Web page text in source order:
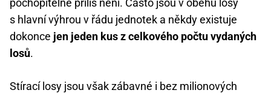
pochopitelně příliš není. Často jsou v oběhu losy
s hlavní výhrou v řádu jednotek a někdy existuje
dokonce jen jeden kus z celkového počtu vydaných
losů.
Stírací losy jsou však zábavné i bez milionových